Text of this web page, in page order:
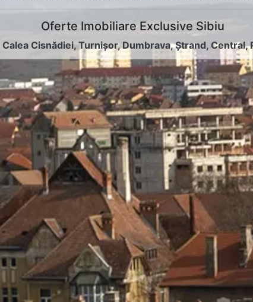
Oferte Imobiliare Exclusive Sibiu
Calea Cisnădiei,Turnișor, Dumbrava,Ștrand,Central,